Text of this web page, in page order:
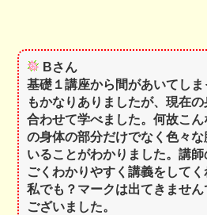
Bさん
基礎１講座から間があいてし
もかなりありましたが、現在
合わせて学べました。何故こ
の身体の部分だけでなく色々
いることがわかりました。講
ごくわかりやすく講義をして
私でも？マークは出てきませ
ございました。